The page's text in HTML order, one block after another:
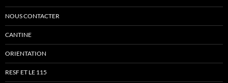
NOUS CONTACTER
CANTINE
ORIENTATION
RESF ET LE 115